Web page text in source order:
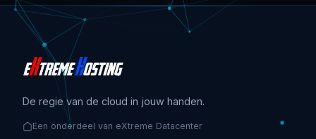
De regie van de cloud in jouw handen.
Een onderdeel van eXtreme Datacenter